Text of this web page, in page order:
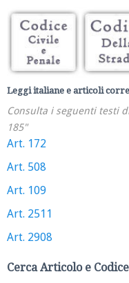
Leggi italiane e articoli
Consulta i seguenti testi
185"
Art. 172
Art. 508
Art. 109
Art. 2511
Art. 2908
Cerca Articolo e